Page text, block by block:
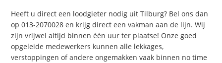
Heeft u direct een loodgieter nodig uit Tilburg? Bel ons dan
op 013-2070028 en krijg direct een vakman aan de lijn. Wij
zijn vrijwel altijd binnen één uur ter plaatse! Onze goed
opgeleide medewerkers kunnen alle lekkages,
verstoppingen of andere ongemakken vaak binnen no time